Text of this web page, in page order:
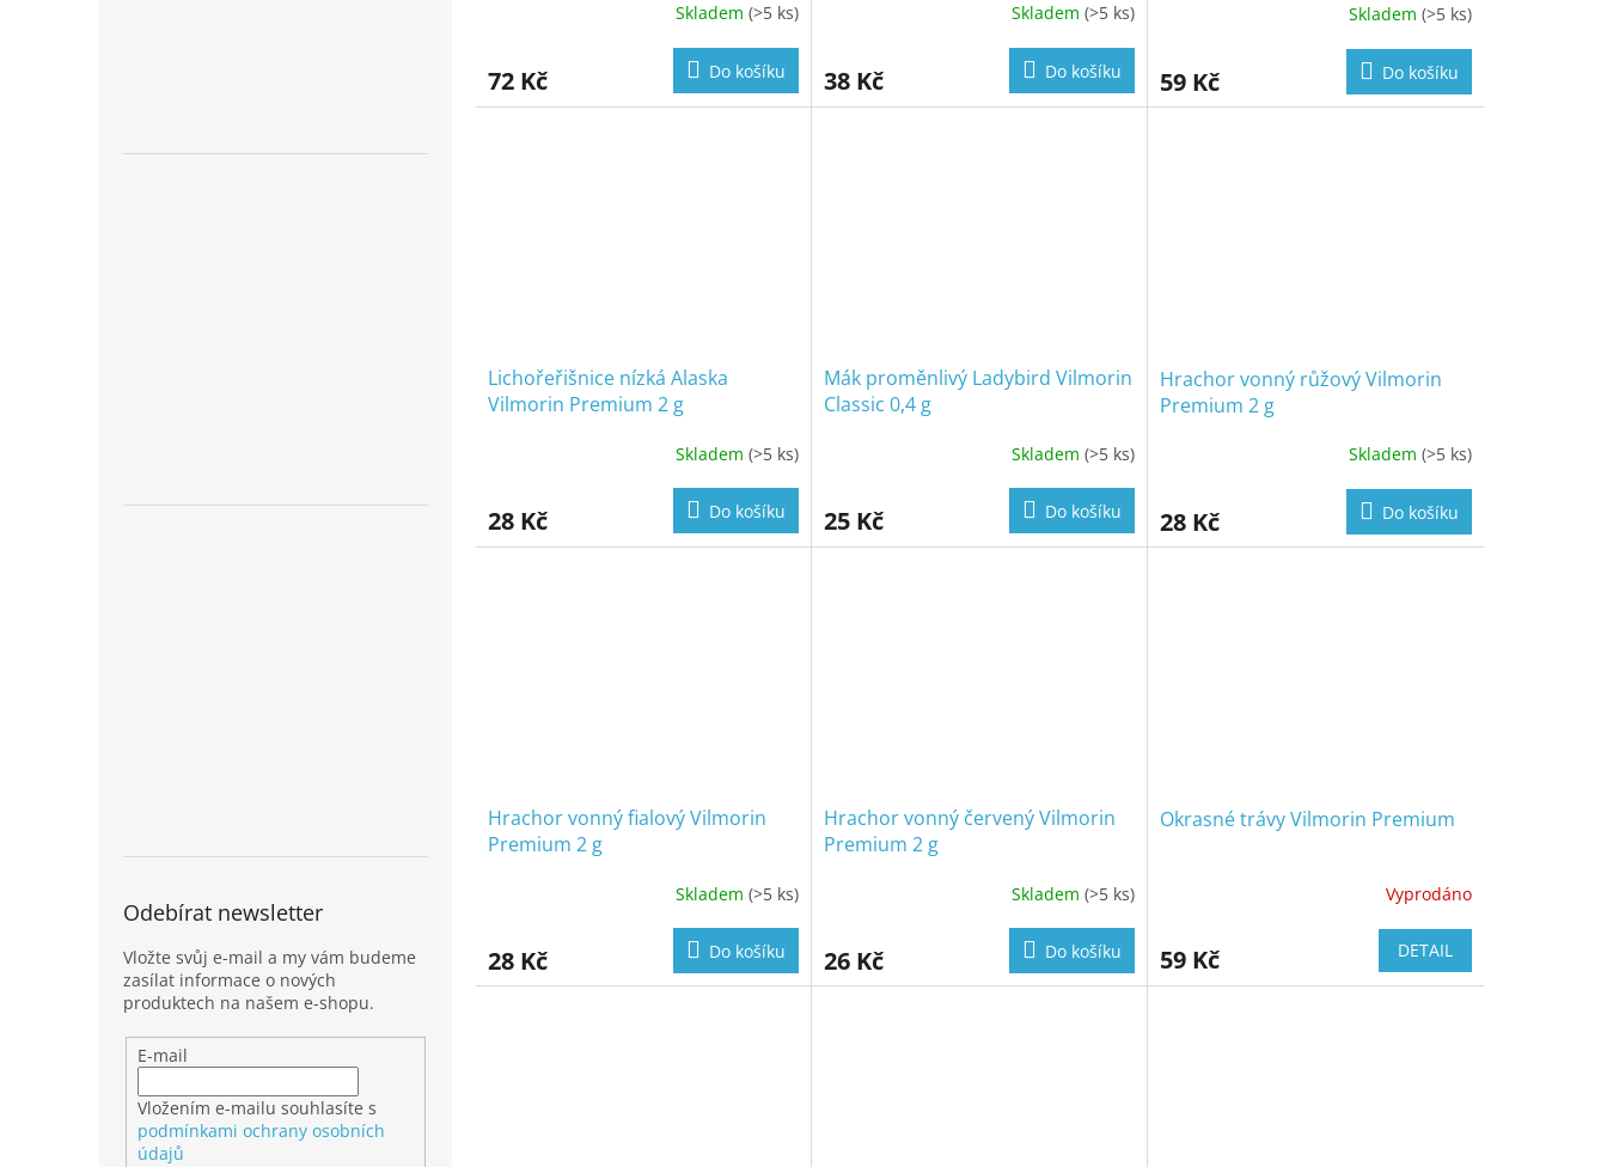
Odebírat newsletter
Vložte svůj e-mail a my vám budeme
zasílat informace o nových
produktech na našem e-shopu.
E-mail
Vložením e-mailu souhlasíte s
podmínkami ochrany osobních
údajů
Skladem (>5 ks)
72 Kč Do košíku
Skladem (>5 ks)
38 Kč Do košíku
Skladem (>5 ks)
59 Kč Do košíku
Lichořeřišnice nízká Alaska
Vilmorin Premium 2 g
Skladem (>5 ks)
28 Kč Do košíku
Mák proměnlivý Ladybird Vilmorin
Classic 0,4 g
Skladem (>5 ks)
25 Kč Do košíku
Hrachor vonný růžový Vilmorin
Premium 2 g
Skladem (>5 ks)
28 Kč Do košíku
Hrachor vonný fialový Vilmorin
Premium 2 g
Skladem (>5 ks)
28 Kč Do košíku
Hrachor vonný červený Vilmorin
Premium 2 g
Skladem (>5 ks)
26 Kč Do košíku
Okrasné trávy Vilmorin Premium
Vyprodáno
59 Kč DETAIL